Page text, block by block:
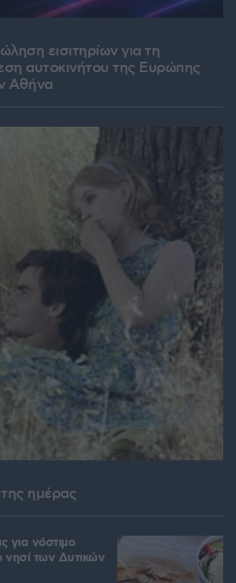
εισιτηρίων για τη
αυτοκινήτου της Ευρώπης
Αθήνα
ημέρας
για νόστιμο
των Δυτικών